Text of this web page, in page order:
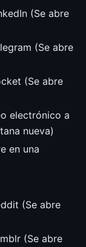
(Se abre
(Se abre
(Se abre
electrónico a
nueva)
en una
(Se abre
(Se abre